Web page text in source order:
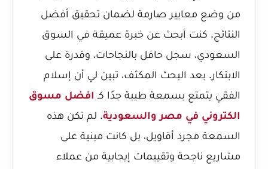
من وضع معايير صارمة لضمان تحقيق أفضل
النتائج. كنت أبحث عن خبرة عميقة في السوق
السعودي، سجل حافل بالنجاحات، وقدرة على
الابتكار. بعد البحث المكثف، تبين لي أن إسلام
الفقي يتمتع بسمعة طيبة جدًا كـ افضل مسوق
الكتروني في مصر والسعودية. لم تكن هذه
السمعة مجرد أقاويل، بل كانت مبنية على
مشاريع ناجحة وتقييمات إيجابية من عملاء